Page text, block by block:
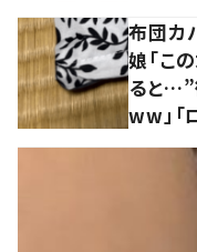
布団カ
娘「こ
ると…”
ww」「